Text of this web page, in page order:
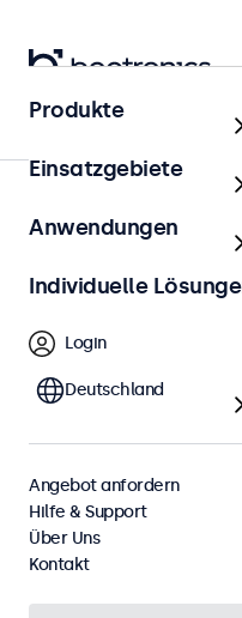
Startseite
Monitore entwickelt
Monitore, entwickelt für
kontinuierlichen Einsatz.
Videoanschlüsse und
sie sich nahtlos in jede
integrieren lassen.
Filtern (1
24/7-Einsatz 32 Zoll
Produkte
Einsatzgebiete
Anwendungen
Individuelle
Login
Deutschland
Angebot anfordern
Hilfe & Support
Über Uns
Kontakt